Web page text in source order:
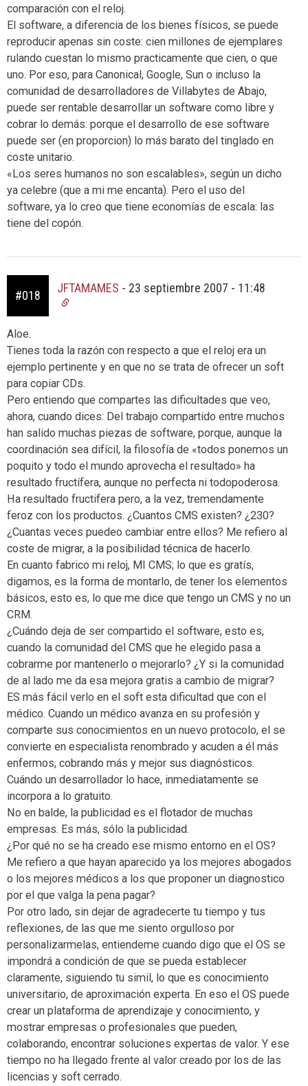
comparación con el reloj.
El software, a diferencia de los bienes físicos, se puede
reproducir apenas sin coste: cien millones de ejemplares
rulando cuestan lo mismo practicamente que cien, o que
uno. Por eso, para Canonical, Google, Sun o incluso la
comunidad de desarrolladores de Villabytes de Abajo,
puede ser rentable desarrollar un software como libre y
cobrar lo demás: porque el desarrollo de ese software
puede ser (en proporcion) lo más barato del tinglado en
coste unitario.
«Los seres humanos no son escalables», según un dicho
ya celebre (que a mi me encanta). Pero el uso del
software, ya lo creo que tiene economías de escala: las
tiene del copón.
#018
JFTAMAMES - 23 septiembre 2007 - 11:48
Aloe.
Tienes toda la razón con respecto a que el reloj era un
ejemplo pertinente y en que no se trata de ofrecer un soft
para copiar CDs.
Pero entiendo que compartes las dificultades que veo,
ahora, cuando dices: Del trabajo compartido entre muchos
han salido muchas piezas de software, porque, aunque la
coordinación sea difícil, la filosofía de «todos ponemos un
poquito y todo el mundo aprovecha el resultado» ha
resultado fructífera, aunque no perfecta ni todopoderosa.
Ha resultado fructifera pero, a la vez, tremendamente
feroz con los productos. ¿Cuantos CMS existen? ¿230?
¿Cuantas veces puedeo cambiar entre ellos? Me refiero al
coste de migrar, a la posibilidad técnica de hacerlo.
En cuanto fabrico mi reloj, MI CMS; lo que es gratís,
digamos, es la forma de montarlo, de tener los elementos
básicos, esto es, lo que me dice que tengo un CMS y no un
CRM.
¿Cuándo deja de ser compartido el software, esto es,
cuando la comunidad del CMS que he elegido pasa a
cobrarme por mantenerlo o mejorarlo? ¿Y si la comunidad
de al lado me da esa mejora gratis a cambio de migrar?
ES más fácil verlo en el soft esta dificultad que con el
médico. Cuando un médico avanza en su profesión y
comparte sus conocimientos en un nuevo protocolo, el se
convierte en especialista renombrado y acuden a él más
enfermos, cobrando más y mejor sus diagnósticos.
Cuándo un desarrollador lo hace, inmediatamente se
incorpora a lo gratuito.
No en balde, la publicidad es el flotador de muchas
empresas. Es más, sólo la publicidad.
¿Por qué no se ha creado ese mismo entorno en el OS?
Me refiero a que hayan aparecido ya los mejores abogados
o los mejores médicos a los que proponer un diagnostico
por el que valga la pena pagar?
Por otro lado, sin dejar de agradecerte tu tiempo y tus
reflexiones, de las que me siento orgulloso por
personalizarmelas, entiendeme cuando digo que el OS se
impondrá a condición de que se pueda establecer
claramente, siguiendo tu simil, lo que es conocimiento
universitario, de aproximación experta. En eso el OS puede
crear un plataforma de aprendizaje y conocimiento, y
mostrar empresas o profesionales que pueden,
colaborando, encontrar soluciones expertas de valor. Y ese
tiempo no ha llegado frente al valor creado por los de las
licencias y soft cerrado.